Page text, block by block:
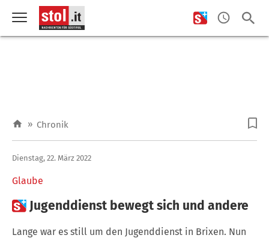
» Chronik
Glaube
Dienstag, 22. März 2022
 Jugenddienst bewegt sich und andere
Lange war es still um den Jugenddienst in Brixen. Nun